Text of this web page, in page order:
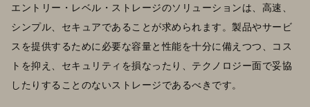
エントリー・レベル・ストレージのソリューションは、高速、
シンプル、セキュアであることが求められます。製品やサービ
スを提供するために必要な容量と性能を十分に備えつつ、コス
トを抑え、セキュリティを損なったり、テクノロジー面で妥協
したりすることのないストレージであるべきです。